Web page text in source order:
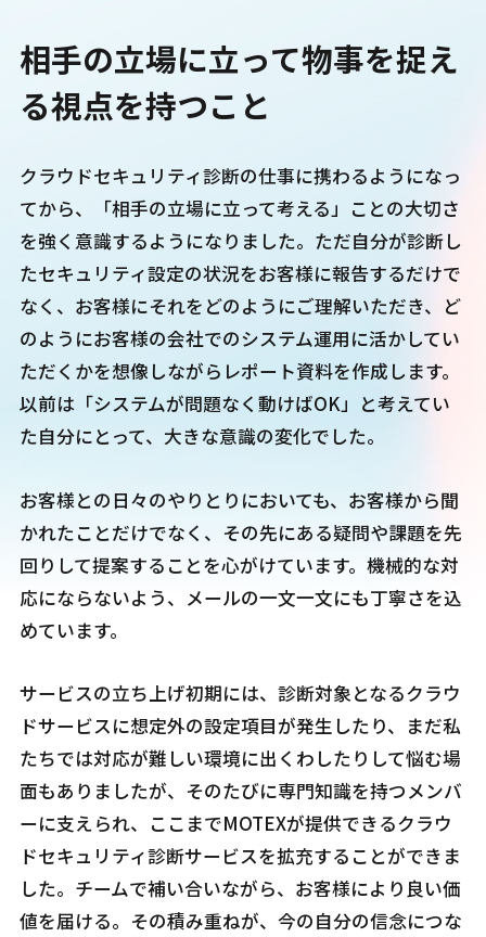
相手の立場に立って物事を捉え
る視点を持つこと
クラウドセキュリティ診断の仕事に携わるようになっ
てから、「相手の立場に立って考える」ことの大切さ
を強く意識するようになりました。ただ自分が診断し
たセキュリティ設定の状況をお客様に報告するだけで
なく、お客様にそれをどのようにご理解いただき、ど
のようにお客様の会社でのシステム運用に活かしてい
ただくかを想像しながらレポート資料を作成します。
以前は「システムが問題なく動けばOK」と考えてい
た自分にとって、大きな意識の変化でした。
お客様との日々のやりとりにおいても、お客様から聞
かれたことだけでなく、その先にある疑問や課題を先
回りして提案することを心がけています。機械的な対
応にならないよう、メールの一文一文にも丁寧さを込
めています。
サービスの立ち上げ初期には、診断対象となるクラウ
ドサービスに想定外の設定項目が発生したり、まだ私
たちでは対応が難しい環境に出くわしたりして悩む場
面もありましたが、そのたびに専門知識を持つメンバ
ーに支えられ、ここまでMOTEXが提供できるクラウ
ドセキュリティ診断サービスを拡充することができま
した。チームで補い合いながら、お客様により良い価
値を届ける。その積み重ねが、今の自分の信念につな